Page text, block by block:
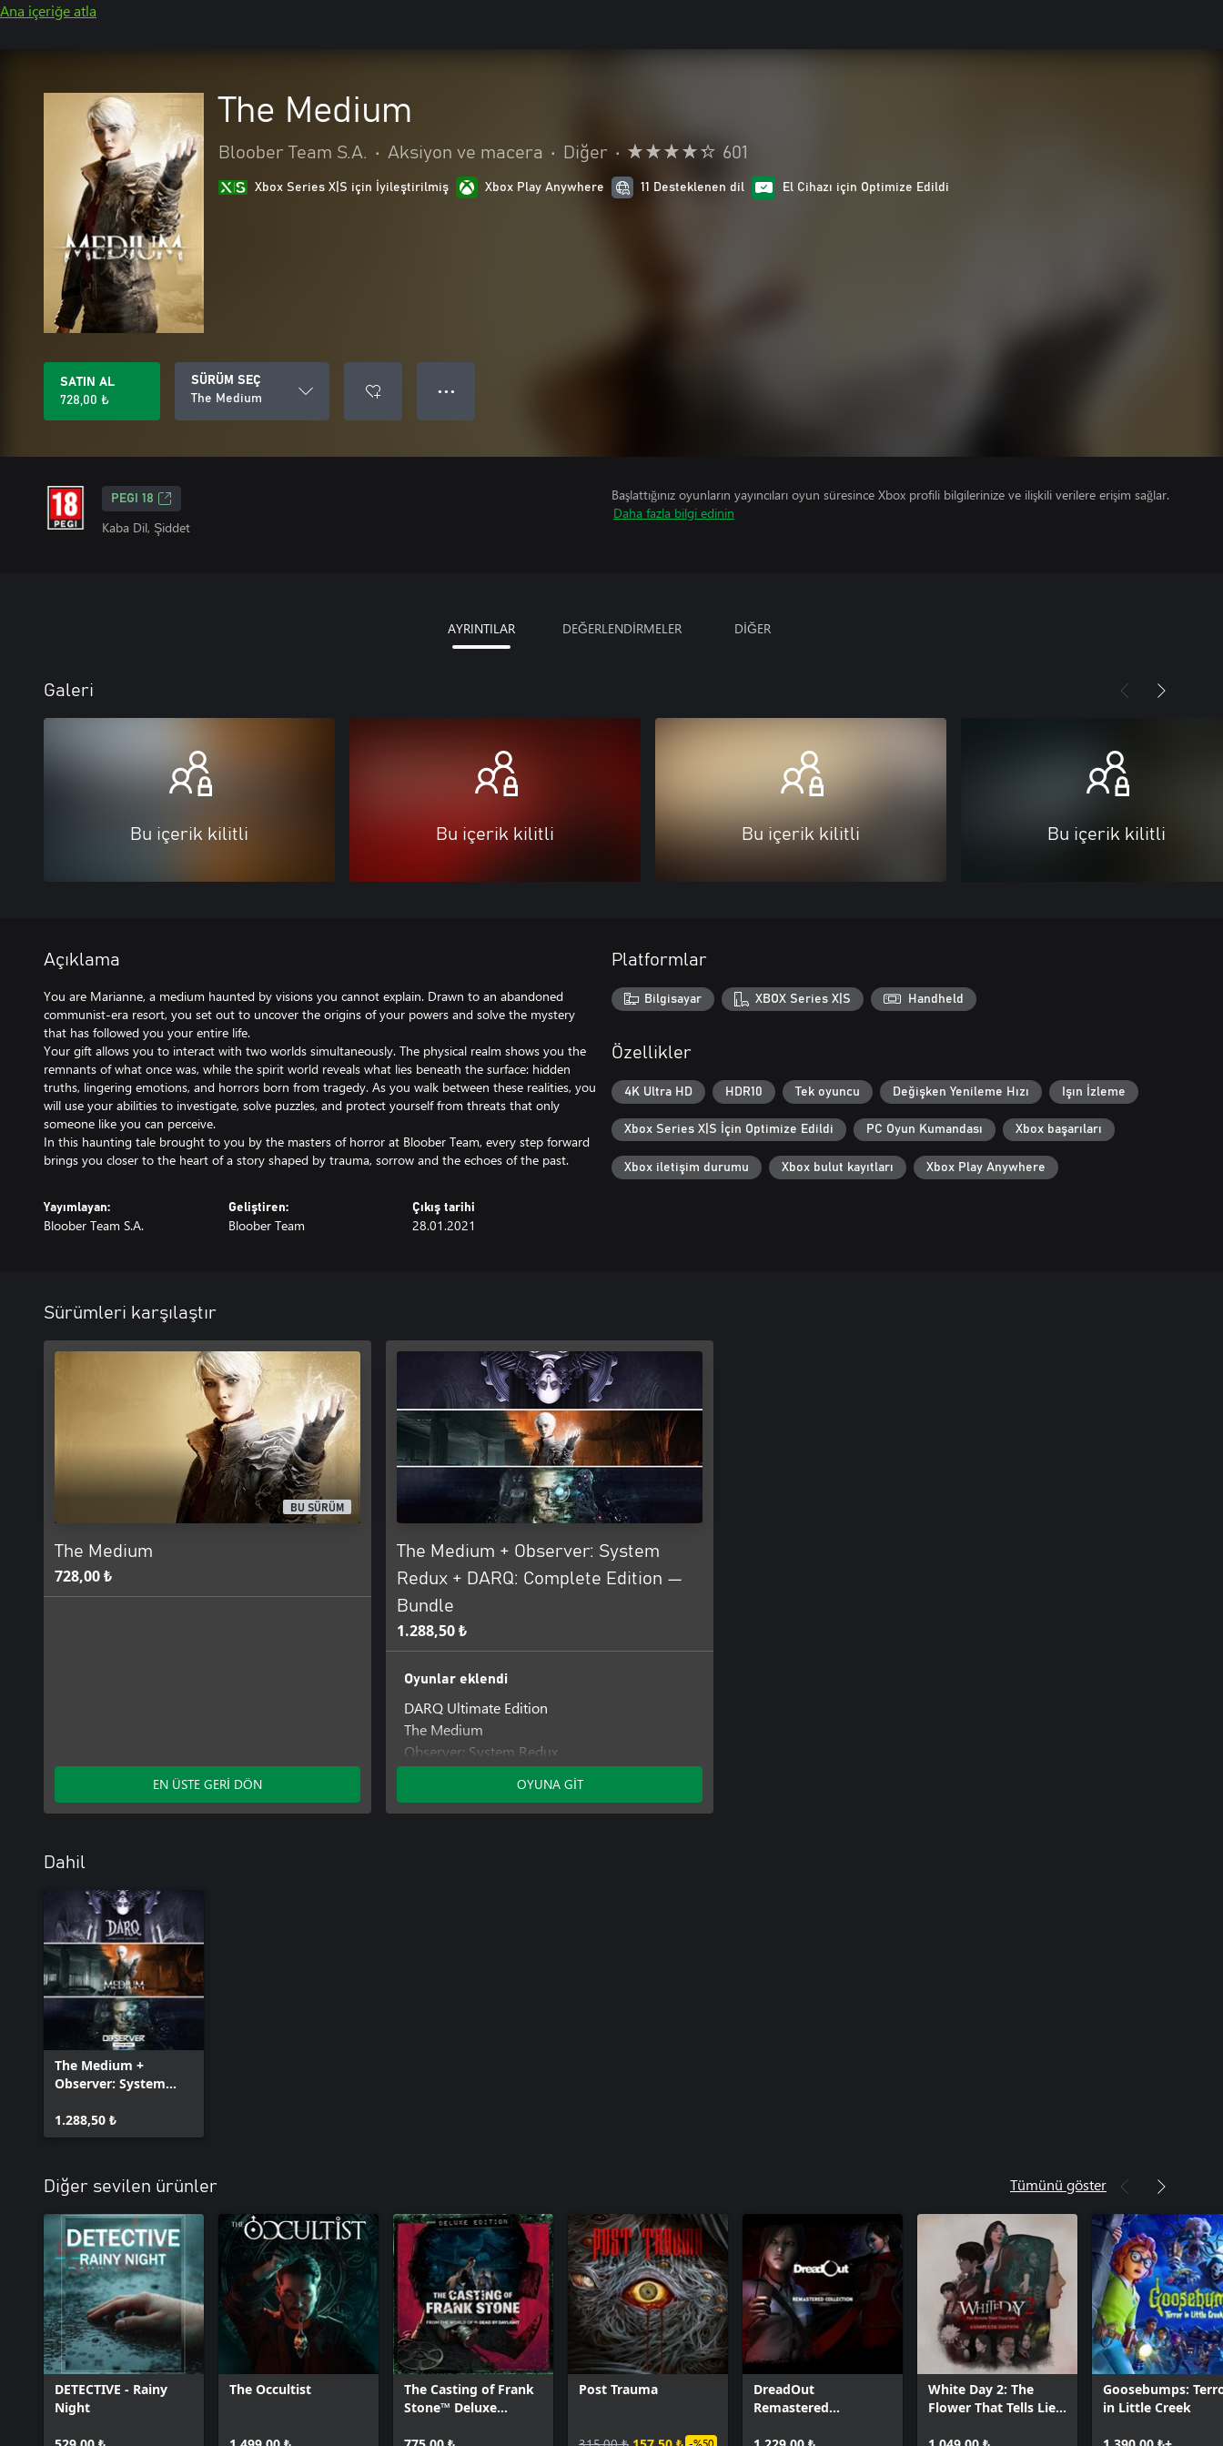
Ana içeriğe atla
The Medium
Bloober Team S.A. • Aksiyon ve macera • Diğer • 601
Xbox Series X|S için İyileştirilmiş Xbox Play Anywhere 11 Desteklenen dil El Cihazı için Optimize Edildi
SATIN AL
728,00 ₺
SÜRÜM SEÇ
The Medium
● ● ●
PEGI 18
Kaba Dil, Şiddet
Başlattığınız oyunların yayıncıları oyun süresince Xbox profili bilgilerinize ve ilişkili verilere erişim sağlar.
Daha fazla bilgi edinin
AYRINTILAR DEĞERLENDİRMELER DİĞER
Galeri
Bu içerik kilitli Bu içerik kilitli Bu içerik kilitli Bu içerik kilitli
Açıklama
You are Marianne, a medium haunted by visions you cannot explain. Drawn to an abandoned
communist-era resort, you set out to uncover the origins of your powers and solve the mystery
that has followed you your entire life.
Your gift allows you to interact with two worlds simultaneously. The physical realm shows you the
remnants of what once was, while the spirit world reveals what lies beneath the surface: hidden
truths, lingering emotions, and horrors born from tragedy. As you walk between these realities, you
will use your abilities to investigate, solve puzzles, and protect yourself from threats that only
someone like you can perceive.
In this haunting tale brought to you by the masters of horror at Bloober Team, every step forward
Yayımlayan:
Bloober Team S.A.
Geliştiren:
Bloober Team
Çıkış tarihi
28.01.2021
Platformlar
Bilgisayar XBOX Series X|S Handheld
Özellikler
4K Ultra HD HDR10 Tek oyuncu Değişken Yenileme Hızı Işın İzleme
Xbox Series X|S İçin Optimize Edildi PC Oyun Kumandası Xbox başarıları
Xbox iletişim durumu Xbox bulut kayıtları Xbox Play Anywhere
Sürümleri karşılaştır
BU SÜRÜM
The Medium
728,00 ₺
EN ÜSTE GERİ DÖN
The Medium + Observer: System
Redux + DARQ: Complete Edition —
Bundle
1.288,50 ₺
Oyunlar eklendi
DARQ Ultimate Edition
The Medium
Observer: System Redux
OYUNA GİT
Dahil
The Medium +
Observer: System
Complete Edition —
Bundle
1.288,50 ₺
Diğer sevilen ürünler Tümünü göster
DETECTIVE - Rainy
Night
The Occultist
The Casting of Frank
Stone™ Deluxe
Post Trauma
DreadOut
Remastered
White Day 2: The
Flower That Tells Lies
Goosebumps:
in Little Creek